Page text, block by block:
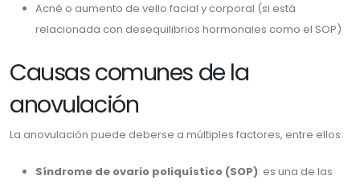
Acné o aumento de vello facial y corporal (si está
relacionada con desequilibrios hormonales como el SOP)
Causas comunes de la
anovulación
La anovulación puede deberse a múltiples factores, entre ellos:
Síndrome de ovario poliquístico (SOP): es una de las